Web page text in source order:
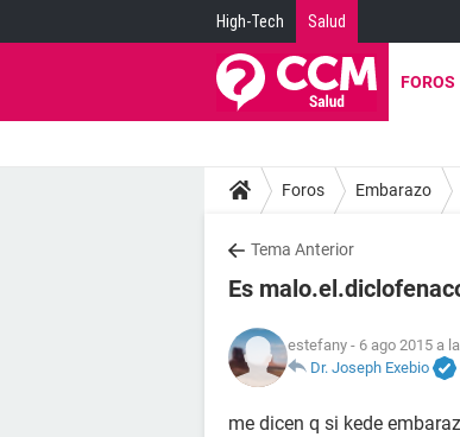
High-Tech Salud
FOROS
Foros Embarazo
Tema Anterior
Es
estefany - 6 ago 2015 a
Dr. Joseph Exebio
me dicen q si kede